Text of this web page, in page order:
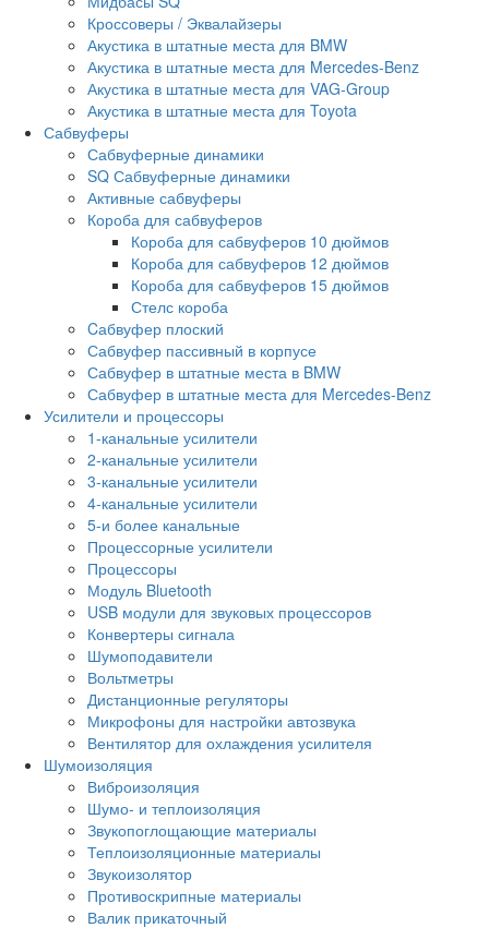
Кроссоверы / Эквалайзеры
Акустика в штатные места для BMW
Акустика в штатные места для Mercedes-Benz
Акустика в штатные места для VAG-Group
Акустика в штатные места для Toyota
Сабвуферы
Сабвуферные динамики
SQ Сабвуферные динамики
Активные сабвуферы
Короба для сабвуферов
Короба для сабвуферов 10 дюймов
Короба для сабвуферов 12 дюймов
Короба для сабвуферов 15 дюймов
Стелс короба
Cабвуфер плоский
Сабвуфер пассивный в корпусе
Сабвуфер в штатные места в BMW
Сабвуфер в штатные места для Mercedes-Benz
Усилители и процессоры
1-канальные усилители
2-канальные усилители
3-канальные усилители
4-канальные усилители
5-и более канальные
Процессорные усилители
Процессоры
Модуль Bluetooth
USB модули для звуковых процессоров
Конвертеры сигнала
Шумоподавители
Вольтметры
Дистанционные регуляторы
Микрофоны для настройки автозвука
Вентилятор для охлаждения усилителя
Шумоизоляция
Виброизоляция
Шумо- и теплоизоляция
Звукопоглощающие материалы
Теплоизоляционные материалы
Звукоизолятор
Противоскрипные материалы
Валик прикаточный